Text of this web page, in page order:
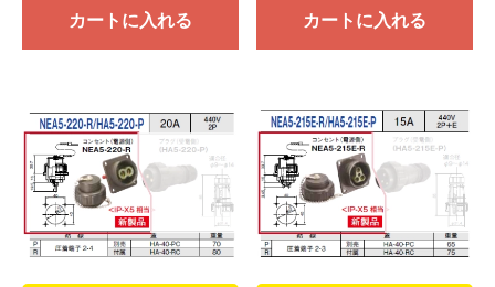
カートに入れる カートに入れる